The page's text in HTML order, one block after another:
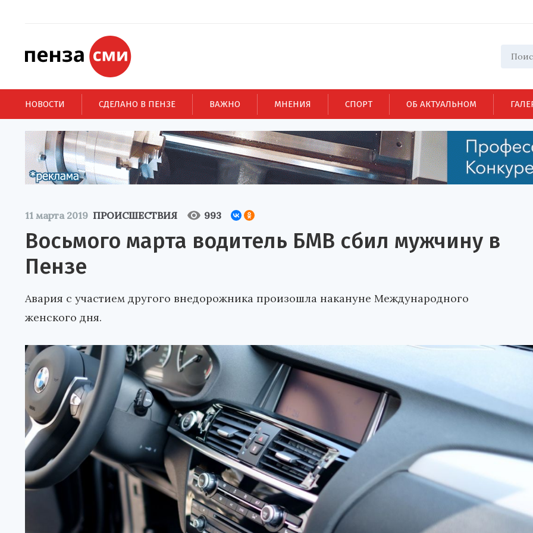
НОВОСТИ СДЕЛАНО В ПЕНЗЕ ВАЖНО МНЕНИЯ СПОРТ ОБ АКТУАЛЬНОМ
11 марта 2019 ПРОИСШЕСТВИЯ 993
Восьмого марта водитель БМВ сбил мужчину в
Пензе
Авария с участием другого внедорожника произошла накануне Международного
женского дня.